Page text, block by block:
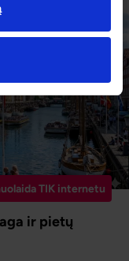
TIK internetu
ir pietų